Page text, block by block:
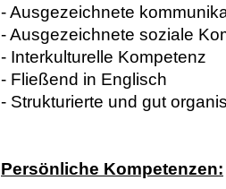
- Ausgezeichnete
- Ausgezeichnete soziale
- Interkulturelle Kompetenz
- Fließend in Englisch
- Strukturierte und gut
Persönliche Kompetenzen: